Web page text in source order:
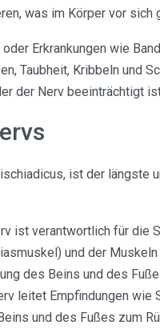
was im Körper vor sich
Erkrankungen wie
Taubheit, Kribbeln und
der Nerv beeinträchtigt
ist der längste
ist verantwortlich für die
und der
des Beins und des
leitet Empfindungen wie
und des Fußes zum